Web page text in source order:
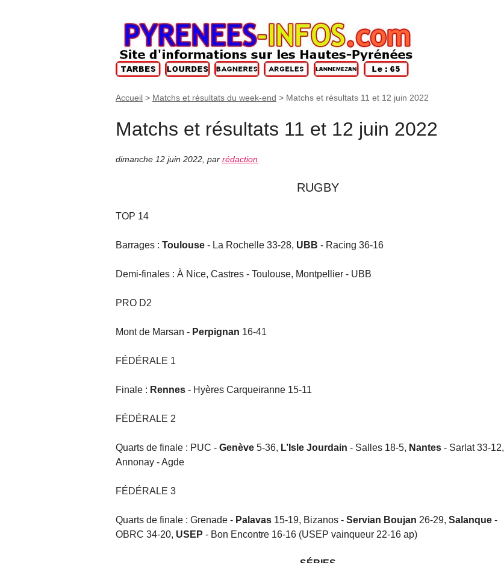
Accueil > Matchs et résultats du week-end > Matchs et résultats 11 et 12 juin 2022
Matchs et résultats 11 et 12 juin 2022
dimanche 12 juin 2022 par rédaction
RUGBY
TOP 14
Barrages : Toulouse - La Rochelle 33-28, UBB - Racing 36-16
Demi-finales : À Nice, Castres - Toulouse, Montpellier - UBB
PRO D2
Mont de Marsan - Perpignan 16-41
FÉDÉRALE 1
Finale : Rennes - Hyères Carqueiranne 15-11
FÉDÉRALE 2
Quarts de finale : PUC - Genève 5-36, L’Isle Jourdain - Salles 18-5, Nantes - Sarlat 33-12,
Annonay - Agde
FÉDÉRALE 3
Quarts de finale : Grenade - Palavas 15-19, Bizanos - Servian Boujan 26-29, Salanque -
OBRC 34-20, USEP - Bon Encontre 16-16 (USEP vainqueur 22-16 ap)